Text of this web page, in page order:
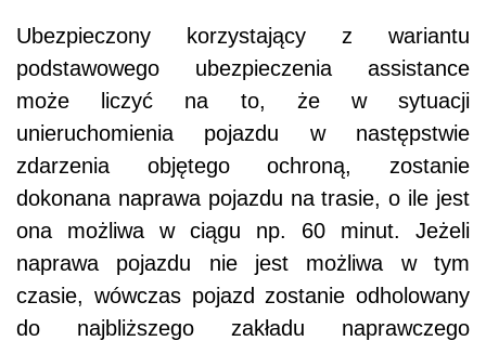
Ubezpieczony korzystający z wariantu
podstawowego ubezpieczenia assistance
może liczyć na to, że w sytuacji
unieruchomienia pojazdu w następstwie
zdarzenia objętego ochroną, zostanie
dokonana naprawa pojazdu na trasie, o ile jest
ona możliwa w ciągu np. 60 minut. Jeżeli
naprawa pojazdu nie jest możliwa w tym
czasie, wówczas pojazd zostanie odholowany
do najbliższego zakładu naprawczego